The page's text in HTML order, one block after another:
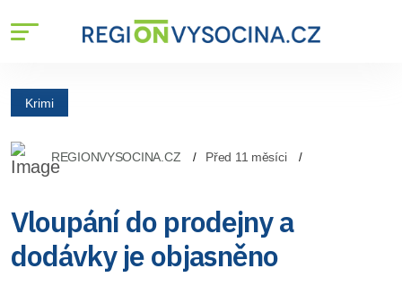
Krimi
REGIONVYSOCINA.CZ Před 11 měsíci
Vloupání do prodejny a
dodávky je objasněno